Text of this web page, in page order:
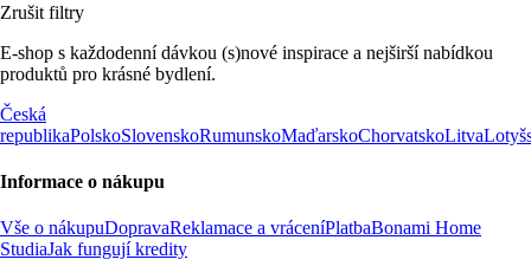
Zrušit filtry
E-shop s každodenní dávkou (s)nové inspirace a nejširší nabídkou
produktů pro krásné bydlení.
Česká
republikaPolskoSlovenskoRumunskoMaďarskoChorvatskoLitva
Informace o nákupu
Vše o nákupuDopravaReklamace a vráceníPlatbaBonami Home
StudiaJak fungují kredity